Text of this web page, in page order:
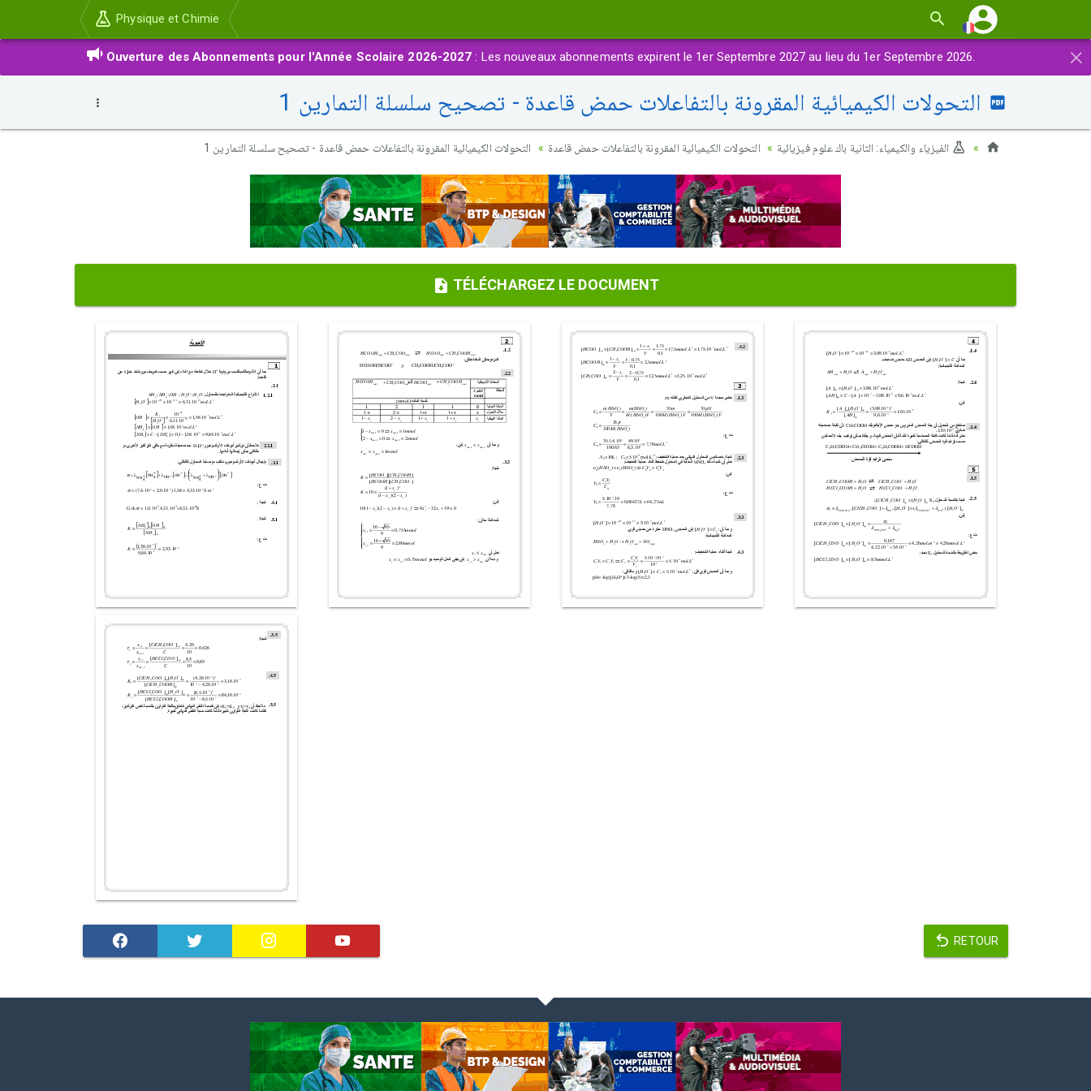
Physique et Chimie
×
Ouverture des Abonnements pour l'Année Scolaire 2026-2027 : Les nouveaux abonnements expirent le 1er Septembre 2027 au lieu du 1er Septembre 2026.
التحولات الكيميائية المقرونة بالتفاعلات حمض قاعدة - تصحيح سلسلة التمارين 1
الفيزياء والكيمياء: الثانية باك علوم فيزيائية التحولات الكيميائية المقرونة بالتفاعلات حمض قاعدة التحولات الكيميائية المقرونة بالتفاعلات حمض قاعدة - تصحيح سلسلة التمارين 1
TÉLÉCHARGEZ LE DOCUMENT
RETOUR